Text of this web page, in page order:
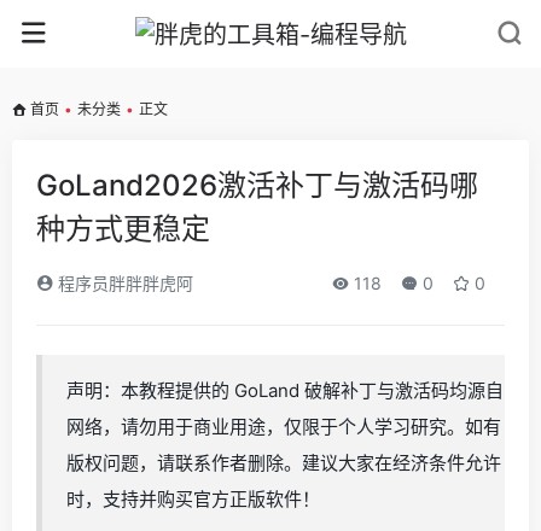
首页 • 未分类 • 正文
GoLand2026激活补丁与激活码哪
种方式更稳定
程序员胖胖胖虎阿 118 0 0
声明：本教程提供的 GoLand 破解补丁与激活码均源自
网络，请勿用于商业用途，仅限于个人学习研究。如有
版权问题，请联系作者删除。建议大家在经济条件允许
时，支持并购买官方正版软件！